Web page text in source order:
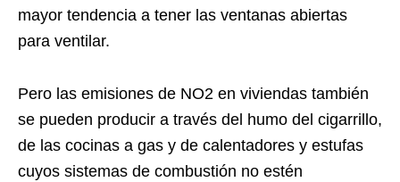
mayor tendencia a tener las ventanas abiertas
para ventilar.
Pero las emisiones de NO2 en viviendas también
se pueden producir a través del humo del cigarrillo,
de las cocinas a gas y de calentadores y estufas
cuyos sistemas de combustión no estén